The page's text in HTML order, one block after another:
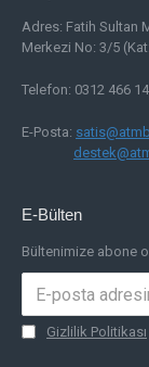
Adres: Fatih Sultan
Merkezi No: 3/5
Telefon: 0312 466
E-Posta:
E-Bülten
Bültenimize abone
Gizlilik Politikası